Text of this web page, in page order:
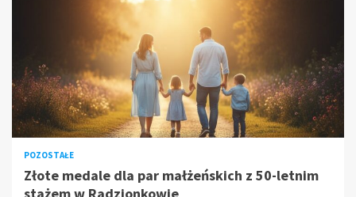
POZOSTAŁE
Złote medale dla par małżeńskich z 50-letnim
stażem w Radzionkowie